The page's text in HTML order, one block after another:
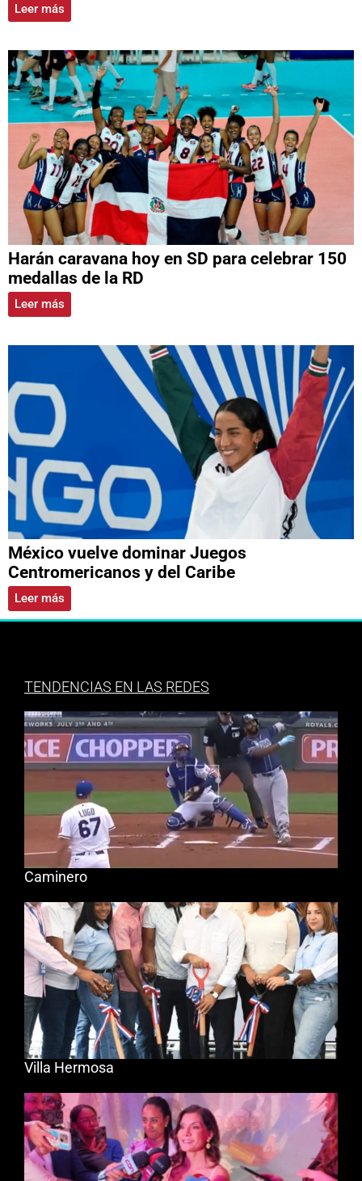
Leer más
Harán caravana hoy en SD para celebrar 150
medallas de la RD
Leer más
México vuelve dominar Juegos
Centromericanos y del Caribe
Leer más
TENDENCIAS EN LAS REDES
Caminero
Villa Hermosa